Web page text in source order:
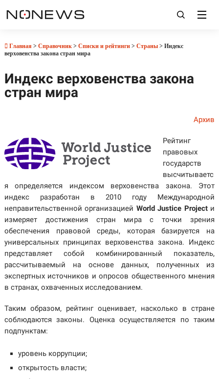
Главная > Справочник> Списки и рейтинги> Страны> Индекс
верховенства закона стран мира
Индекс верховенства закона
стран мира
Архив
Рейтинг
правовых
государств
высчитываетс
я определяется индексом верховенства закона. Этот
индекс разработан в 2010 году Международной
неправительственной организацией World Justice Projectи
измеряет достижения стран мира с точки зрения
обеспечения правовой среды, которая базируется на
универсальных принципах верховенства закона. Индекс
представляет собой комбинированный показатель,
рассчитываемый на основе данных, полученных из
экспертных источников и опросов общественного мнения
в странах, охваченных исследованием.
Таким образом, рейтинг оценивает, насколько в стране
соблюдаются законы. Оценка осуществляется по таким
подпунктам:
уровень коррупции;
открытость власти;